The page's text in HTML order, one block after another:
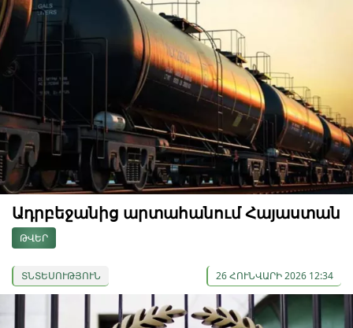
Ադրբեջանից արտահանում Հայաստան
ԹՎԵՐ
ՏՆՏԵՍՈՒԹՅՈՒՆ 26 ՀՈՒՆՎԱՐԻ 2026 12:34